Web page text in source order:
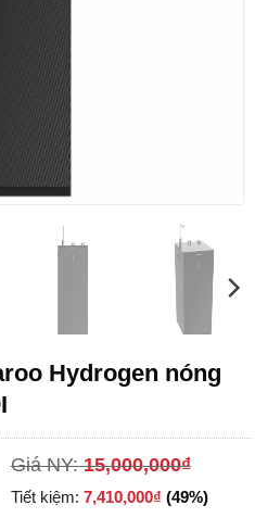
Hydrogen nóng
Giá NY:15,000,000₫
Tiết kiệm: 7,410,000₫ (49%)